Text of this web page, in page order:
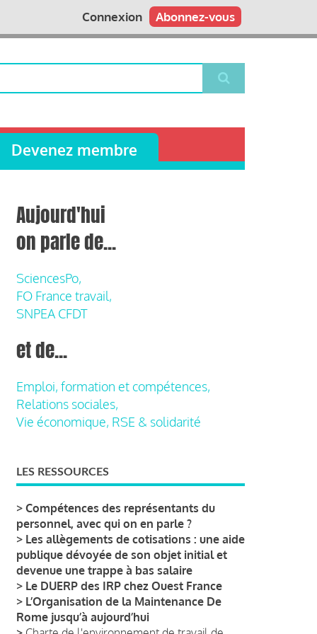
Abonnez-vous
Connexion
Devenez membre
Aujourd'hui
on parle de...
SciencesPo,
FO France travail,
SNPEA CFDT
et de...
Emploi, formation et compétences,
Relations sociales,
Vie économique, RSE & solidarité
LES RESSOURCES
> Compétences des représentants du
personnel, avec qui on en parle ?
> Les allègements de cotisations : une aide
publique dévoyée de son objet initial et
devenue une trappe à bas salaire
> Le DUERP des IRP chez Ouest France
> L’Organisation de la Maintenance De
Rome jusqu’à aujourd’hui